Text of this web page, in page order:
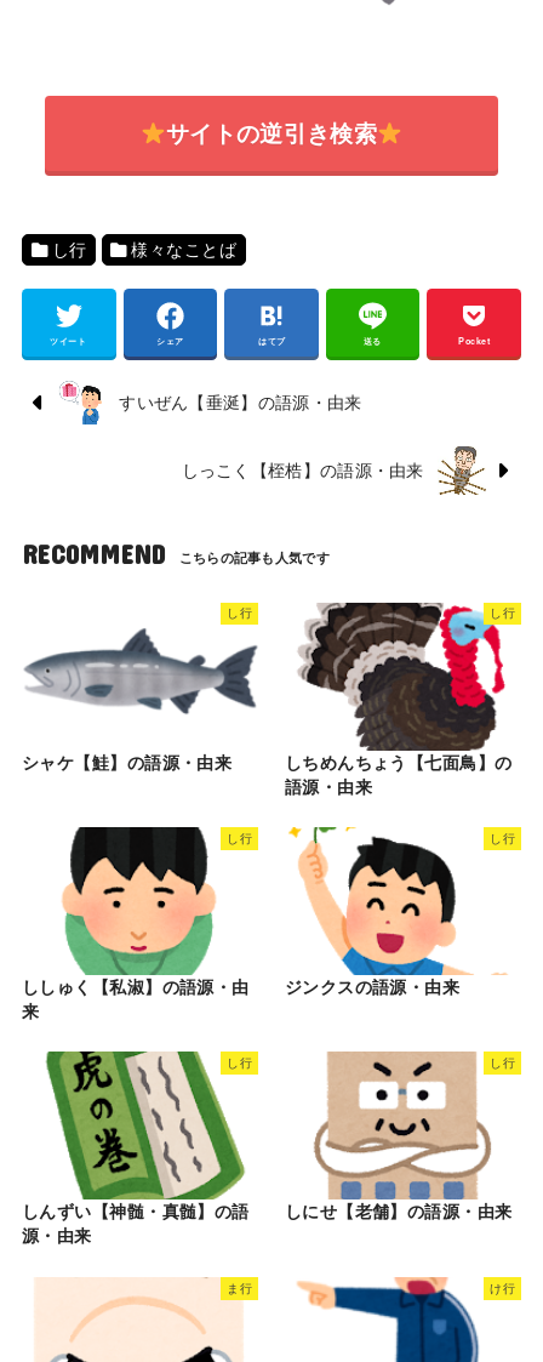
サイトの逆引き検索
し行 様々なことば
ツイート シェア はてブ 送る Pocket
すいぜん【垂涎】の語源・由来
しっこく【桎梏】の語源・由来
RECOMMEND
し行
シャケ【鮭】の語源・由来
し行
しちめんちょう【七面鳥】の
語源・由来
し行
ししゅく【私淑】の語源・由
来
し行
ジンクスの語源・由来
し行
しんずい【神髄・真髄】の語
源・由来
し行
しにせ【老舗】の語源・由来
ま行 け行